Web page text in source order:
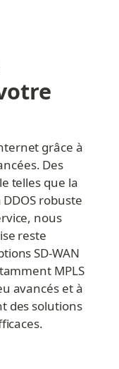
grâce à
Des
telles que la
robuste
nous
reste
SD-WAN
MPLS
avancés et à
des solutions